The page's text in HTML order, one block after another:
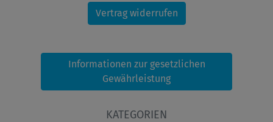
Vertrag widerrufen
Informationen zur gesetzlichen
Gewährleistung
KATEGORIEN